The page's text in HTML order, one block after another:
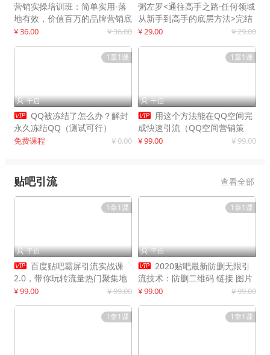
营销实操培训班：简单实用-落
地有效，价值百万的品牌营销底
层逻辑
¥ 36.00 ¥ 36.00
粥左罗<通往高手之路·任何领域
从新手到高手的底层方法>完结
¥ 29.00 ¥ 29.00
1章1课
 千启
 QQ被冻结了怎么办？解封
永久冻结QQ（测试可行）
免费课程 ¥ 0.00
1章1课
 千启
 用这个方法能在QQ空间完
成快速引流（QQ空间营销策
略）
¥ 99.00 ¥ 99.00
贴吧引流 查看全部
1章1课
 千启
 百度贴吧霸屏引流实战课
2.0，带你玩转流量热门聚集地
¥ 99.00 ¥ 99.00
1章1课
 千启
 2020贴吧最新防删无限引
流技术：防删二维码 链接 图片
制作
¥ 99.00 ¥ 99.00
1章1课 1章1课